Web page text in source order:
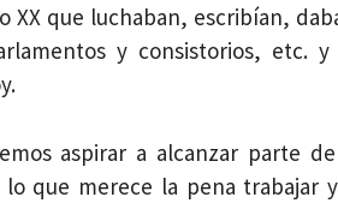
XX que luchaban, escribían,
y consistorios, etc. y
aspirar a alcanzar parte
que merece la pena trabajar